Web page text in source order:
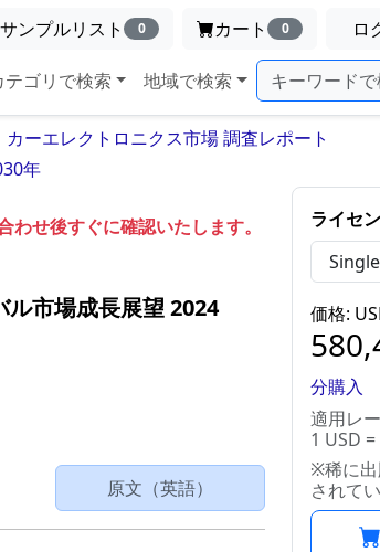
ンプルリスト 0 カート 0 ロ
テゴリで検索 地域で検索
カーエレクトロニクス市場 調査レポート
年
せ後すぐに確認いたします。
市場成長展望 2024
原文（英語）
ライセ
価格:
分購入
適用レ
1 USD
※稀に
されて